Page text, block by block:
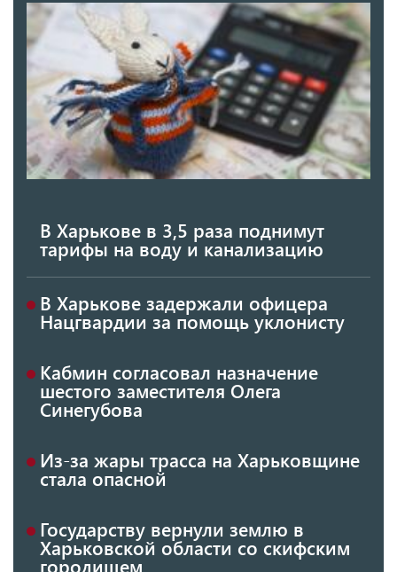
В Харькове в 3,5 раза поднимут
тарифы на воду и канализацию
В Харькове задержали офицера
Нацгвардии за помощь уклонисту
Кабмин согласовал назначение
шестого заместителя Олега
Синегубова
Из-за жары трасса на Харьковщине
стала опасной
Государству вернули землю в
Харьковской области со скифским
городищем